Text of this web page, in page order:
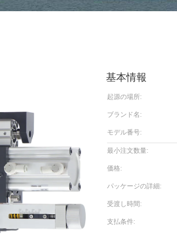
基本情報
起源の場所:
ブランド名:
モデル番号:
最小注文数量:
価格:
パッケージの詳細:
受渡し時間:
支払条件: